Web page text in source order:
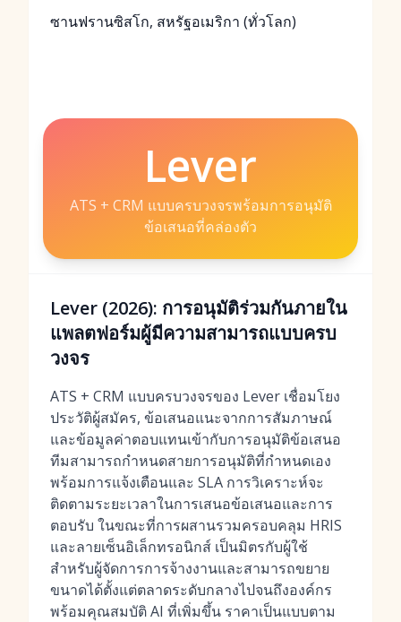
ซานฟรานซิสโก, สหรัฐอเมริกา (ทั่วโลก)
Lever
ATS + CRM แบบครบวงจรพร้อมการอนุมัติ
ข้อเสนอที่คล่องตัว
Lever (2026): การอนุมัติร่วมกันภายใน
แพลตฟอร์มผู้มีความสามารถแบบครบ
วงจร
ATS + CRM แบบครบวงจรของ Lever เชื่อมโยง
ประวัติผู้สมัคร, ข้อเสนอแนะจากการสัมภาษณ์
และข้อมูลค่าตอบแทนเข้ากับการอนุมัติข้อเสนอ
ทีมสามารถกำหนดสายการอนุมัติที่กำหนดเอง
พร้อมการแจ้งเตือนและ SLA การวิเคราะห์จะ
ติดตามระยะเวลาในการเสนอข้อเสนอและการ
ตอบรับ ในขณะที่การผสานรวมครอบคลุม HRIS
และลายเซ็นอิเล็กทรอนิกส์ เป็นมิตรกับผู้ใช้
สำหรับผู้จัดการการจ้างงานและสามารถขยาย
ขนาดได้ตั้งแต่ตลาดระดับกลางไปจนถึงองค์กร
พร้อมคุณสมบัติ AI ที่เพิ่มขึ้น ราคาเป็นแบบตาม